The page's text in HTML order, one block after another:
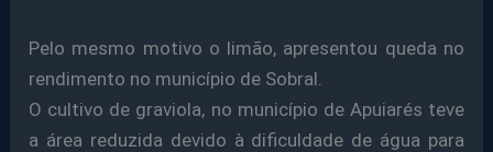
Pelo mesmo motivo o limão, apresentou queda no
rendimento no município de Sobral.
O cultivo de graviola, no município de Apuiarés teve
a área reduzida devido à dificuldade de água para